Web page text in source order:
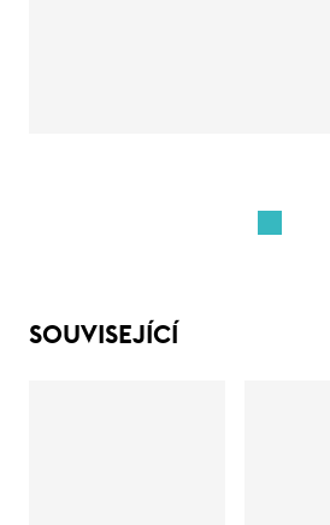
SOUVISEJÍCÍ